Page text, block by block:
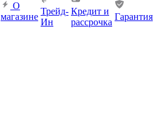
О
магазине
Трейд-
Ин
Кредит и
рассрочка
Гарантия